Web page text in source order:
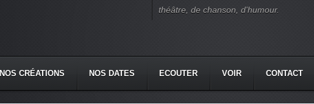
théâtre, de chanson, d'humour.
NOS CRÉATIONS NOS DATES ECOUTER VOIR CONTACT